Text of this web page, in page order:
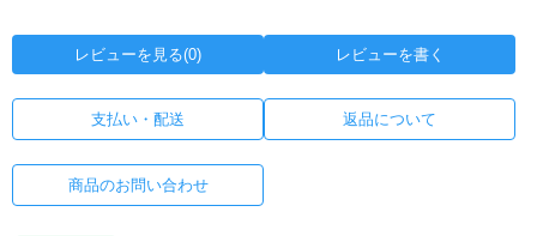
レビューを見る(0) レビューを書く
支払い・配送 返品について
商品のお問い合わせ